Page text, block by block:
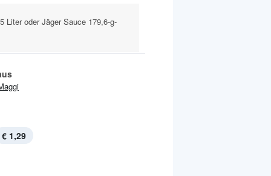
Liter oder Jäger Sauce 179,6-g-
€ 1,29